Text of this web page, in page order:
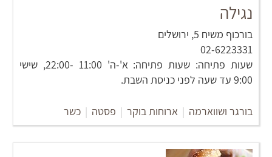
נגילה
בורכוף משיח 5, ירושלים
02-6223331
שעות פתיחה: שעות פתיחה: א'-ה' 11:00 -22:00, שישי
9:00 עד שעה לפני כניסת השבת.
בורגר ושווארמה | ארוחות בוקר | פסטה | כשר